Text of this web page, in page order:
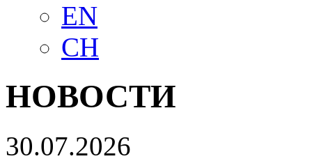
EN
CH
НОВОСТИ
30.07.2026